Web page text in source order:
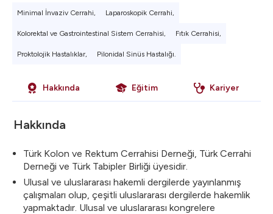
Minimal İnvaziv Cerrahi, Laparoskopik Cerrahi,
Kolorektal ve Gastrointestinal Sistem Cerrahisi, Fıtık Cerrahisi,
Proktolojik Hastalıklar, Pilonidal Sinüs Hastalığı.
Hakkında Eğitim Kariyer
Hakkında
Türk Kolon ve Rektum Cerrahisi Derneği, Türk Cerrahi
Derneği ve Türk Tabipler Birliği üyesidir.
Ulusal ve uluslararası hakemli dergilerde yayınlanmış
çalışmaları olup, çeşitli uluslararası dergilerde hakemlik
yapmaktadır. Ulusal ve uluslararası kongrelere